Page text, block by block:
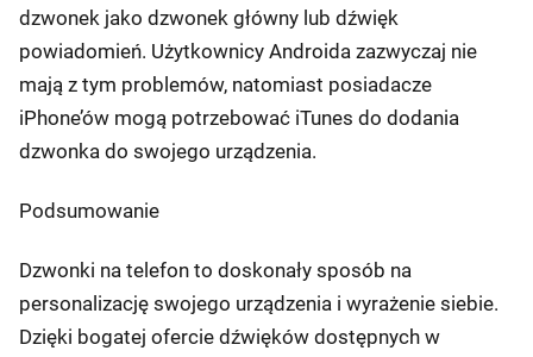
dzwonek jako dzwonek główny lub dźwięk
powiadomień. Użytkownicy Androida zazwyczaj nie
mają z tym problemów, natomiast posiadacze
iPhone’ów mogą potrzebować iTunes do dodania
dzwonka do swojego urządzenia.
Podsumowanie
Dzwonki na telefon to doskonały sposób na
personalizację swojego urządzenia i wyrażenie siebie.
Dzięki bogatej ofercie dźwięków dostępnych w